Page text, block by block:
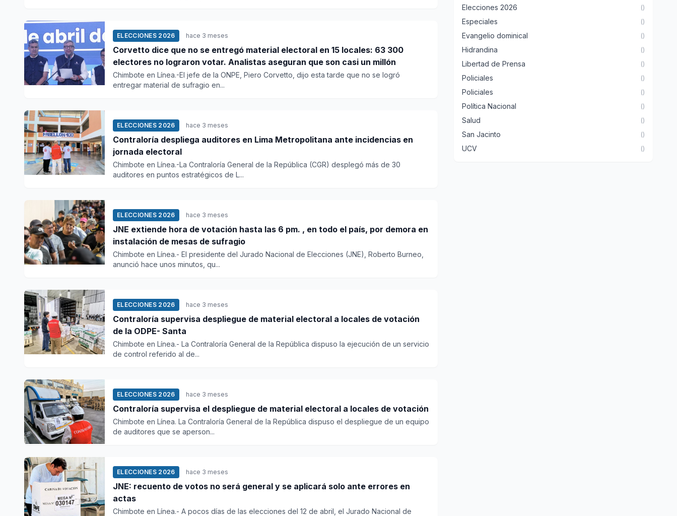
ELECCIONES 2026 hace 3 meses
Corvetto dice que no se entregó material electoral en 15 locales: 63 300
electores no lograron votar. Analistas aseguran que son casi un millón
Chimbote en Línea.-El jefe de la ONPE, Piero Corvetto, dijo esta tarde que no se logró
entregar material de sufragio en...
ELECCIONES 2026 hace 3 meses
Contraloría despliega auditores en Lima Metropolitana ante incidencias en
jornada electoral
Chimbote en Línea.-La Contraloría General de la República (CGR) desplegó más de 30
auditores en puntos estratégicos de L...
ELECCIONES 2026 hace 3 meses
JNE extiende hora de votación hasta las 6 pm. , en todo el país, por demora en
instalación de mesas de sufragio
Chimbote en Línea.- El presidente del Jurado Nacional de Elecciones (JNE), Roberto Burneo,
anunció hace unos minutos, qu...
ELECCIONES 2026 hace 3 meses
Contraloría supervisa despliegue de material electoral a locales de votación
de la ODPE- Santa
Chimbote en Línea.- La Contraloría General de la República dispuso la ejecución de un servicio
de control referido al de...
ELECCIONES 2026 hace 3 meses
Contraloría supervisa el despliegue de material electoral a locales de votación
Chimbote en Línea. La Contraloría General de la República dispuso el despliegue de un equipo
de auditores que se aperson...
ELECCIONES 2026 hace 3 meses
JNE: recuento de votos no será general y se aplicará solo ante errores en
actas
Chimbote en Línea.- A pocos días de las elecciones del 12 de abril, el Jurado Nacional de
Elecciones 2026 ()
Especiales ()
Evangelio dominical ()
Hidrandina ()
Libertad de Prensa ()
Policiales ()
Policiales ()
Política Nacional ()
Salud ()
San Jacinto ()
UCV ()